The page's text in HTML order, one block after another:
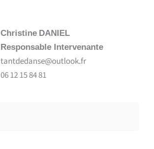
Christine DANIEL
Responsable Intervenante
tantdedanse@outlook.fr
06 12 15 84 81